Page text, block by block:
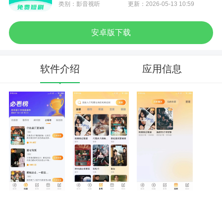
类别：影音视听
更新：2026-05-13 10:59
安卓版下载
软件介绍 应用信息